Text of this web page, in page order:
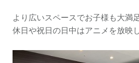
より広いスペースでお子様も大満
休日や祝日の日中はアニメを放映